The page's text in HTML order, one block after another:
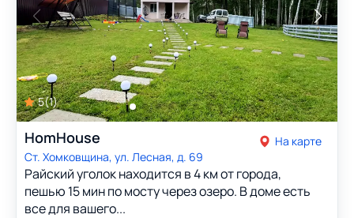
5(1)
HomHouse
Ст. Хомковщина, ул. Лесная, д. 69
На карте
Райский уголок находится в 4 км от города,
пешью 15 мин по мосту через озеро. В доме есть
все для вашего...